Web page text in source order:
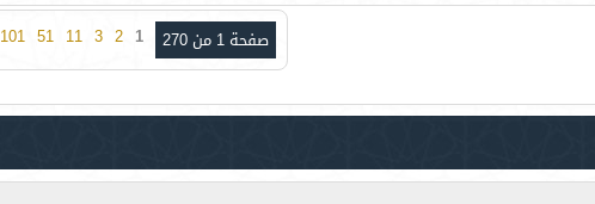
صفحة 1 من 270 1
2
3
11
51
101